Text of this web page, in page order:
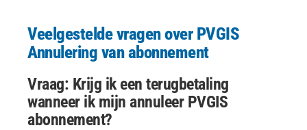
Veelgestelde vragen over PVGIS
Annulering van abonnement
Vraag: Krijg ik een terugbetaling
wanneer ik mijn annuleer PVGIS
abonnement?